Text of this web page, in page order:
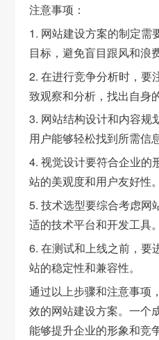
注意事项：
1. 网站建设方案的制定需
目标，避免盲目跟风和浪
2. 在进行竞争分析时，要
致观察和分析，找出自身
3. 网站结构设计和内容规
用户能够轻松找到所需信息
4. 视觉设计要符合企业的
站的美观度和用户友好性。
5. 技术选型要综合考虑网
适的技术平台和开发工具。
6. 在测试和上线之前，要
站的稳定性和兼容性。
通过以上步骤和注意事项
效的网站建设方案。一个
能够提升企业的形象和竞